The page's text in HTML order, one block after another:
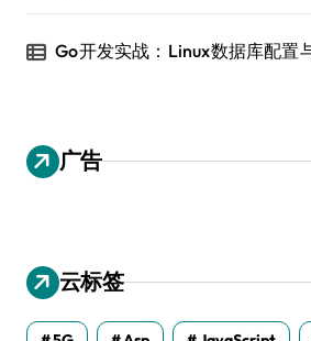
Go开发实战：Linux数据库配置
广告
云标签